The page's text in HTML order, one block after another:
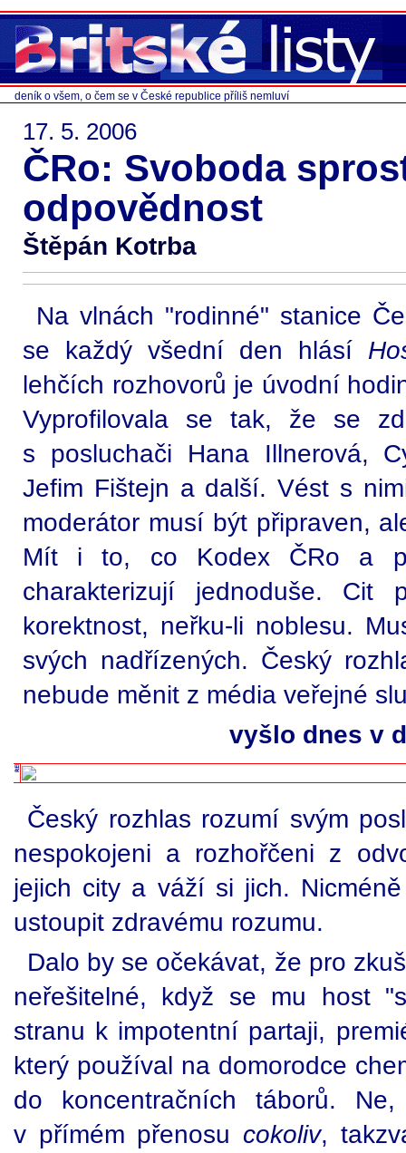
deník o všem, o čem se v České republice příliš nemluví
17. 5. 2006
ČRo: Svoboda
odpovědnost
Štěpán Kotrba
Na vlnách "rodinné" stanice
se každý všední den hlásí
lehčích rozhovorů je úvodní
Vyprofilovala se tak, že se
s posluchači Hana Illnerová,
Jefim Fištejn a další. Vést s
moderátor musí být připraven,
Mít i to, co Kodex ČRo a
charakterizují jednoduše. Cit
korektnost, neřku-li noblesu.
svých nadřízených. Český
nebude měnit z média veřejné
vyšlo dnes v
Český rozhlas rozumí svým
nespokojeni a rozhořčeni z
jejich city a váží si jich.
ustoupit zdravému rozumu.
Dalo by se očekávat, že pro
neřešitelné, když se mu host
stranu k impotentní partaji,
který používal na domorodce
do koncentračních táborů.
v přímém přenosu cokoliv,